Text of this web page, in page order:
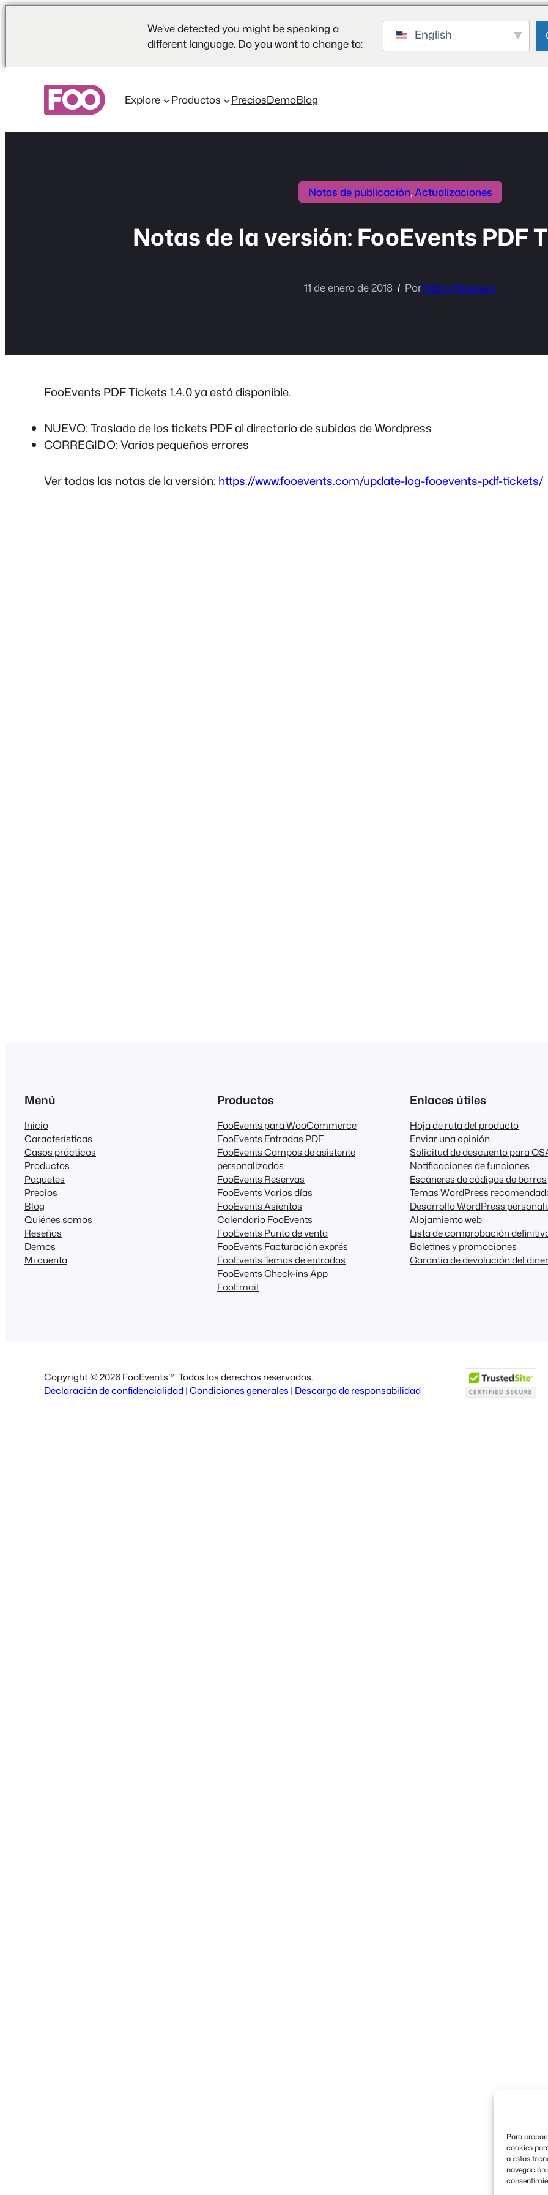
Para
cookies
a estas
navegación
We've detected you might be speaking a
different language. Do you want to change to:
English
contenido
Explore Productos PreciosDemoBlog
Notas de publicación, Actualizaciones
Notas de la versión: FooEvents PDF
11 de enero de 2018 PorRobin Pietersen
FooEvents PDF Tickets 1.4.0 ya está disponible.
NUEVO: Traslado de los tickets PDF al directorio de subidas de Wordpress
CORREGIDO: Varios pequeños errores
Ver todas las notas de la versión: https://www.fooevents.com/update-log-fooevents-pdf-tickets/
Menú
Inicio
Características
Casos prácticos
Productos
Paquetes
Precios
Blog
Quiénes somos
Reseñas
Demos
Mi cuenta
Productos
FooEvents para WooCommerce
FooEvents Entradas PDF
FooEvents Campos de asistente
personalizados
FooEvents Reservas
FooEvents Varios días
FooEvents Asientos
Calendario FooEvents
FooEvents Punto de venta
FooEvents Facturación exprés
FooEvents Temas de entradas
FooEvents Check-ins App
FooEmail
Enlaces útiles
Hoja de ruta del producto
Enviar una opinión
Solicitud de descuento para
Notificaciones de funciones
Escáneres de códigos de barras
Temas WordPress
Desarrollo WordPress
Alojamiento web
Lista de comprobación
Boletines y promociones
Garantía de devolución del
Copyright © 2026 FooEvents™. Todos los derechos reservados.
Declaración de confidencialidad|Condiciones generales | Descargo de responsabilidad